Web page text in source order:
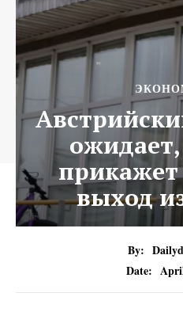
прикажет
выход
By:
Date: